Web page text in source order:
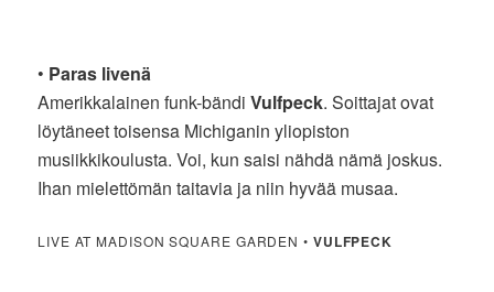
• Paras livenä
Amerikkalainen funk-bändiVulfpeck. Soittajat ovat
löytäneet toisensa Michiganin yliopiston
musiikkikoulusta. Voi, kun saisi nähdä nämä joskus.
Ihan mielettömän taitavia ja niin hyvää musaa.
LIVE AT MADISON SQUARE GARDEN • VULFPECK